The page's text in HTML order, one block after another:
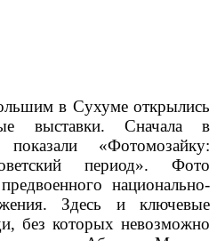
в Сухуме открылись
выставки. Сначала в
«Фотомозайку:
период». Фото
национально-
Здесь и ключевые
без которых невозможно